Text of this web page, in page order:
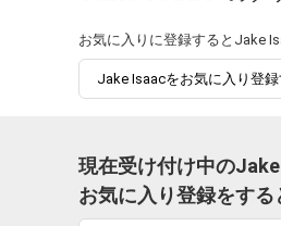
お気に入りに登録するとJake
Jake Isaacをお気に入り登録
現在受け付け中の
お気に入り登録をす